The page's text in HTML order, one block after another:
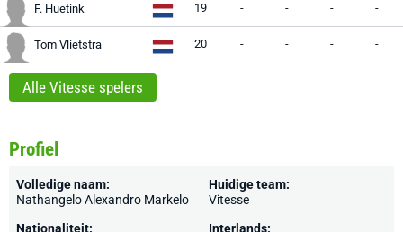
F. Huetink 19 - - - -
Tom Vlietstra 20 - - - -
Alle Vitesse spelers
Profiel
Volledige naam:
Nathangelo Alexandro Markelo
Nationaliteit:
Huidige team:
Vitesse
Interlands: